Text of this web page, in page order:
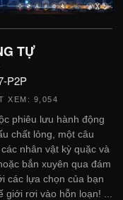
TỰ
P2P
XEM: 9,054
phiêu lưu hành động
chất lỏng, một câu
nhân vật kỳ quặc và
bắn xuyên qua đám
các lựa chọn của bạn
rơi vào hỗn loạn! ...